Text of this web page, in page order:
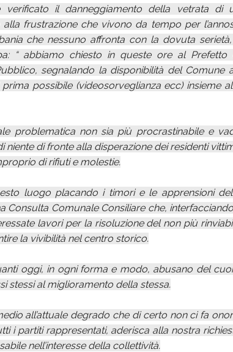
il danneggiamento della vetrata di
frustrazione che vivono da tempo per
che nessuno affronta con la dovuta
“ abbiamo chiesto in queste ore al Prefetto
segnalando la disponibilità del Comune
possibile (videosorveglianza ecc) insieme
problematica non sia più procrastinabile e
di fronte alla disperazione dei residenti
di rifiuti e molestie.
luogo placando i timori e le apprensioni
Consulta Comunale Consiliare che,
lavori per la risoluzione del non più
la vivibilità nel centro storico.
oggi, in ogni forma e modo, abusano del
stessi al miglioramento della stessa.
all’attuale degrado che di certo non ci fa
i partiti rappresentati, aderisca alla nostra
nell’interesse della collettività.